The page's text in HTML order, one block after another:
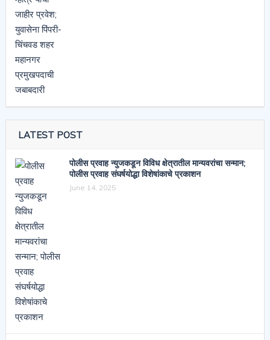
LATEST POST
पोलीस प्रवाह न्युजकडून विविध क्षेत्रातील मान्यवरांचा सन्मान;
पोलीस प्रवाह संघर्षयोद्धा विशेषांकाचे प्रकाशन
June 14, 2025